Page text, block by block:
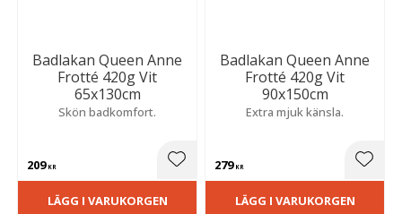
Badlakan Queen Anne
Frotté 420g Vit
65x130cm
Skön badkomfort.
209KR Lägg till i favoriter
LÄGG I VARUKORGEN
Badlakan Queen Anne
Frotté 420g Vit
90x150cm
Extra mjuk känsla.
279KR
LÄGG I VARUKORGEN